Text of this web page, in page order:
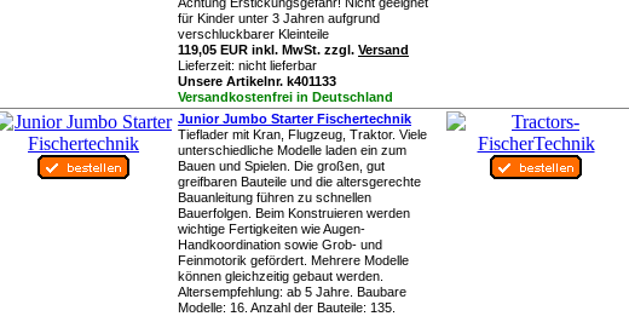
für Kinder unter 3 Jahren aufgrund
verschluckbarer Kleinteile
119,05 EUR inkl. MwSt. zzgl. Versand
Lieferzeit: nicht lieferbar
Unsere Artikelnr. k401133
Versandkostenfrei in Deutschland
Junior Jumbo Starter Fischertechnik
Tieflader mit Kran, Flugzeug, Traktor. Viele
unterschiedliche Modelle laden ein zum
Bauen und Spielen. Die großen, gut
greifbaren Bauteile und die altersgerechte
Bauanleitung führen zu schnellen
Bauerfolgen. Beim Konstruieren werden
wichtige Fertigkeiten wie Augen-
Handkoordination sowie Grob- und
Feinmotorik gefördert. Mehrere Modelle
können gleichzeitig gebaut werden.
Altersempfehlung: ab 5 Jahre. Baubare
Modelle: 16. Anzahl der Bauteile: 135.